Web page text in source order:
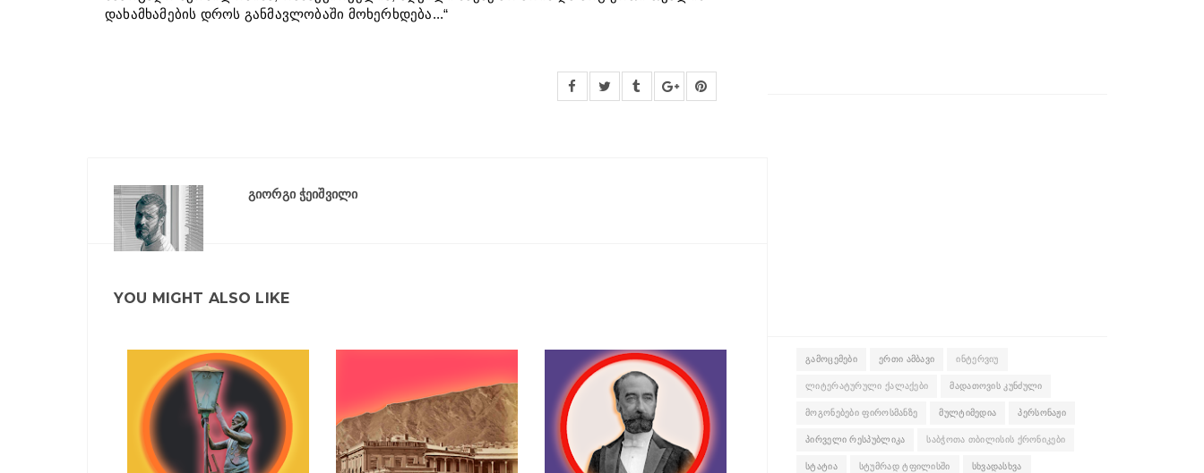
დახამხამების დროს განმავლობაში მოხერხდება...“
გიორგი ჭეიშვილი
YOU MIGHT ALSO LIKE
ᲒᲐᲛᲝᲪᲔᲛᲔᲑᲘ ᲔᲠᲗᲘ ᲐᲛᲑᲐᲕᲘ ᲘᲜᲢᲔᲠᲕᲘᲣ
ᲚᲘᲢᲔᲠᲐᲢᲣᲠᲣᲚᲘ ᲥᲐᲚᲐᲥᲔᲑᲘ ᲛᲐᲓᲐᲗᲝᲕᲘᲡ ᲙᲣᲜᲫᲣᲚᲘ
ᲛᲝᲒᲝᲜᲔᲑᲔᲑᲘ ᲤᲘᲠᲝᲡᲛᲐᲜᲖᲔ ᲛᲣᲚᲢᲘᲛᲔᲓᲘᲐ ᲞᲔᲠᲡᲝᲜᲐᲟᲘ
ᲞᲘᲠᲕᲔᲚᲘ ᲠᲔᲡᲞᲣᲑᲚᲘᲙᲐ ᲡᲐᲑᲭᲝᲗᲐ ᲗᲑᲘᲚᲘᲡᲘᲡ ᲥᲠᲝᲜᲘᲙᲔᲑᲘ
ᲡᲢᲐᲢᲘᲐ ᲡᲢᲣᲛᲠᲐᲓ ᲢᲤᲘᲚᲘᲡᲨᲘ ᲡᲮᲕᲐᲓᲐᲡᲮᲕᲐ